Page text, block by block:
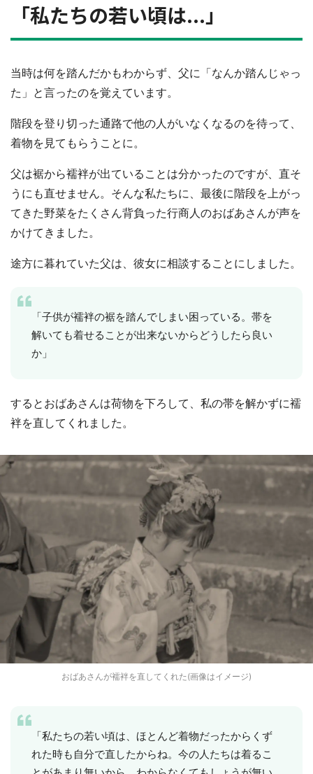
「私たちの若い頃は...」
当時は何を踏んだかもわからず、父に「なんか踏んじゃっ
た」と言ったのを覚えています。
階段を登り切った通路で他の人がいなくなるのを待って、
着物を見てもらうことに。
父は裾から襦袢が出ていることは分かったのですが、直そ
うにも直せません。そんな私たちに、最後に階段を上がっ
てきた野菜をたくさん背負った行商人のおばあさんが声を
かけてきました。
途方に暮れていた父は、彼女に相談することにしました。
「子供が襦袢の裾を踏んでしまい困っている。帯を
解いても着せることが出来ないからどうしたら良い
か」
するとおばあさんは荷物を下ろして、私の帯を解かずに襦
袢を直してくれました。
おばあさんが襦袢を直してくれた(画像はイメージ)
「私たちの若い頃は、ほとんど着物だったからくず
れた時も自分で直したからね。今の人たちは着るこ